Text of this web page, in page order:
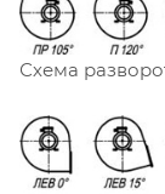
Схема